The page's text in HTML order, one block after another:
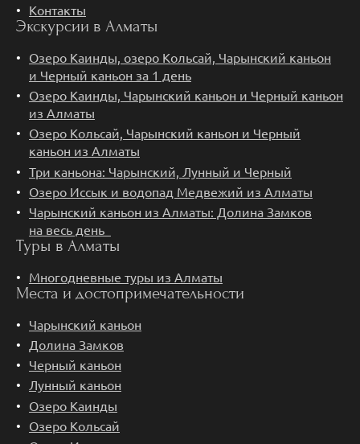
Контакты
Экскурсии в Алматы
Озеро Каинды, озеро Кольсай, Чарынский каньон
и Черный каньон за 1 день
Озеро Каинды, Чарынский каньон и Черный каньон
из Алматы
Озеро Кольсай, Чарынский каньон и Черный
каньон из Алматы
Три каньона: Чарынский, Лунный и Черный
Озеро Иссык и водопад Медвежий из Алматы
Чарынский каньон из Алматы: Долина Замков
на весь день
Туры в Алматы
Многодневные туры из Алматы
Места и достопримечательности
Чарынский каньон
Долина Замков
Черный каньон
Лунный каньон
Озеро Каинды
Озеро Кольсай